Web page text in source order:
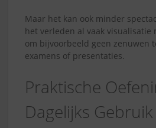
Maar het kan ook minder
het verleden al vaak visualisatie
om bijvoorbeeld geen zenuwen
examens of presentaties.
Praktische
Dagelijks Gebruik